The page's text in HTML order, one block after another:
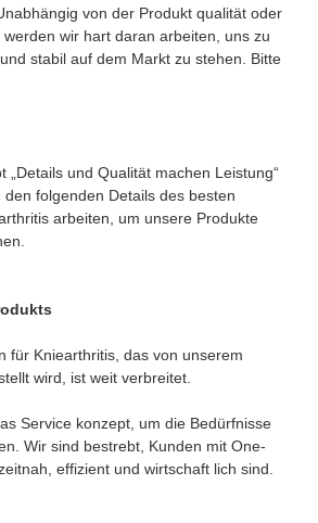
von der Produkt qualität oder
wir hart daran arbeiten, uns zu
stabil auf dem Markt zu stehen. Bitte
„Details und Qualität machen Leistung“
folgenden Details des besten
arbeiten, um unsere Produkte
für Kniearthritis, das von unserem
wird, ist weit verbreitet.
Service konzept, um die Bedürfnisse
Wir sind bestrebt, Kunden mit One-
effizient und wirtschaft lich sind.